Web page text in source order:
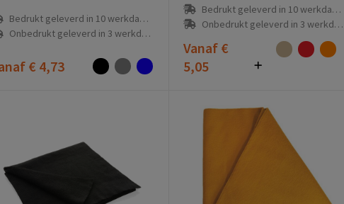
Bedrukt geleverd in 10 werkdag(en)
Onbedrukt geleverd in 3 werkdag(en)
€ 4,73
Bedrukt geleverd in 10 werkdag(en)
Onbedrukt geleverd in 3 werkdag(en)
Vanaf €
5,05